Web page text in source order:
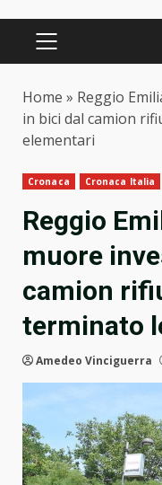
PRIMARY
Home » Reggio
in bici dal camion
elementari
Cronaca Cronaca Italia
Reggio
muore
camion
terminato
Amedeo Vinciguerra